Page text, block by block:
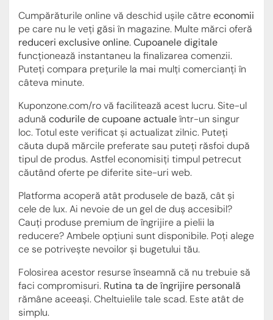
Cumpărăturile online vă deschid ușile cătreeconomii
pe care nu le veți găsi în magazine. Multe mărci oferă
reduceri exclusive online.Cupoanele digitale
funcționează instantaneu la finalizarea comenzii.
Puteți compara prețurile la mai mulți comercianți în
câteva minute.
Kuponzone.com/ro vă facilitează acest lucru. Site-ul
adună codurile de cupoane actualeîntr-un singur
loc. Totul este verificat și actualizat zilnic. Puteți
căuta după mărcile preferate sau puteți răsfoi după
tipul de produs. Astfel economisiți timpul petrecut
căutând oferte pe diferite site-uri web.
Platforma acoperă atât produsele de bază, cât și
cele de lux. Ai nevoie de un gel de duș accesibil?
Cauți produse premium de îngrijire a pielii la
reducere? Ambele opțiuni sunt disponibile. Poți alege
ce se potrivește nevoilor și bugetului tău.
Folosirea acestor resurse înseamnă că nu trebuie să
faci compromisuri. Rutina ta de îngrijire personală
rămâne aceeași. Cheltuielile tale scad. Este atât de
simplu.